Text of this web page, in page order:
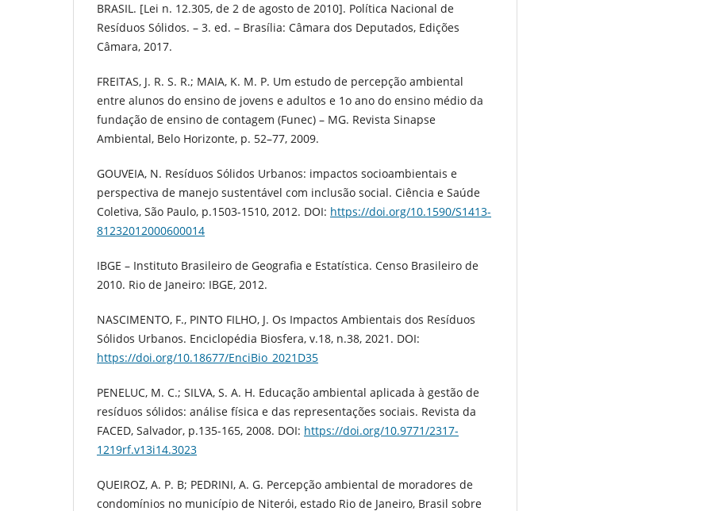
BRASIL. [Lei n. 12.305, de 2 de agosto de 2010]. Política Nacional de
Resíduos Sólidos. – 3. ed. – Brasília: Câmara dos Deputados, Edições
Câmara, 2017.
FREITAS, J. R. S. R.; MAIA, K. M. P. Um estudo de percepção ambiental
entre alunos do ensino de jovens e adultos e 1o ano do ensino médio da
fundação de ensino de contagem (Funec) – MG. Revista Sinapse
Ambiental, Belo Horizonte, p. 52–77, 2009.
GOUVEIA, N. Resíduos Sólidos Urbanos: impactos socioambientais e
perspectiva de manejo sustentável com inclusão social. Ciência e Saúde
Coletiva, São Paulo, p.1503-1510, 2012. DOI: https://doi.org/10.1590/S1413-
81232012000600014
IBGE – Instituto Brasileiro de Geografia e Estatística. Censo Brasileiro de
2010. Rio de Janeiro: IBGE, 2012.
NASCIMENTO, F., PINTO FILHO, J. Os Impactos Ambientais dos Resíduos
Sólidos Urbanos. Enciclopédia Biosfera, v.18, n.38, 2021. DOI:
https://doi.org/10.18677/EnciBio_2021D35
PENELUC, M. C.; SILVA, S. A. H. Educação ambiental aplicada à gestão de
resíduos sólidos: análise física e das representações sociais. Revista da
FACED, Salvador, p.135-165, 2008. DOI: https://doi.org/10.9771/2317-
1219rf.v13i14.3023
QUEIROZ, A. P. B; PEDRINI, A. G. Percepção ambiental de moradores de
condomínios no município de Niterói, estado Rio de Janeiro, Brasil sobre